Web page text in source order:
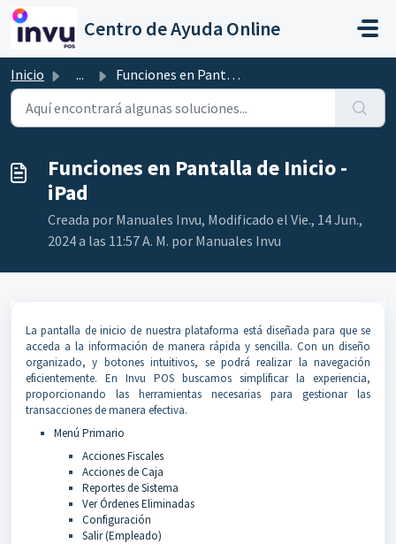
Ir al contenido principal
Centro de Ayuda Online
Inicio ... Funciones en Pantalla de Inicio - iPad
Funciones en Pantalla de Inicio -
iPad
Creada por Manuales Invu, Modificado el Vie., 14 Jun.,
2024 a las 11:57 A. M. por Manuales Invu
La pantalla de inicio de nuestra plataforma está diseñada para que se
acceda a la información de manera rápida y sencilla. Con un diseño
organizado, y botones intuitivos, se podrá realizar la navegación
eficientemente. En Invu POS buscamos simplificar la experiencia,
proporcionando las herramientas necesarias para gestionar las
transacciones de manera efectiva.
Menú Primario
Acciones Fiscales
Acciones de Caja
Reportes de Sistema
Ver Órdenes Eliminadas
Configuración
Salir (Empleado)